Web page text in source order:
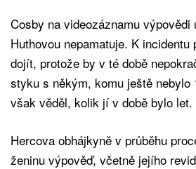
Cosby na videozáznamu výpovědi
Huthovou nepamatuje. K incidentu
dojít, protože by v té době
styku s někým, komu ještě nebylo
však věděl, kolik jí v době bylo let.
Hercova obhájkyně v průběhu
ženinu výpověď, včetně jejího